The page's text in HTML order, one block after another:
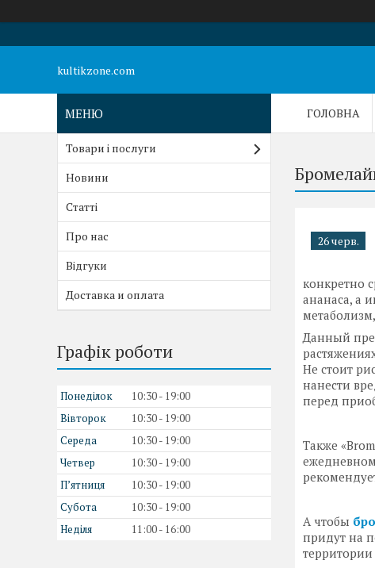
kultikzone.com
ГОЛОВНА
26 черв.
конкретно
ананаса, а
Данный
Не стоит
нанести
перед
Также
ежедневном
А чтобы
придут на
территории
Товари і послуги
Новини
Статті
Про нас
Відгуки
Доставка и оплата
Графік роботи
Понеділок 10:30
19:00
Вівторок
10:30
19:00
Середа
10:30
19:00
Четвер
10:30
19:00
Пʼятниця
10:30
19:00
Субота
10:30
19:00
Неділя
11:00 16:00